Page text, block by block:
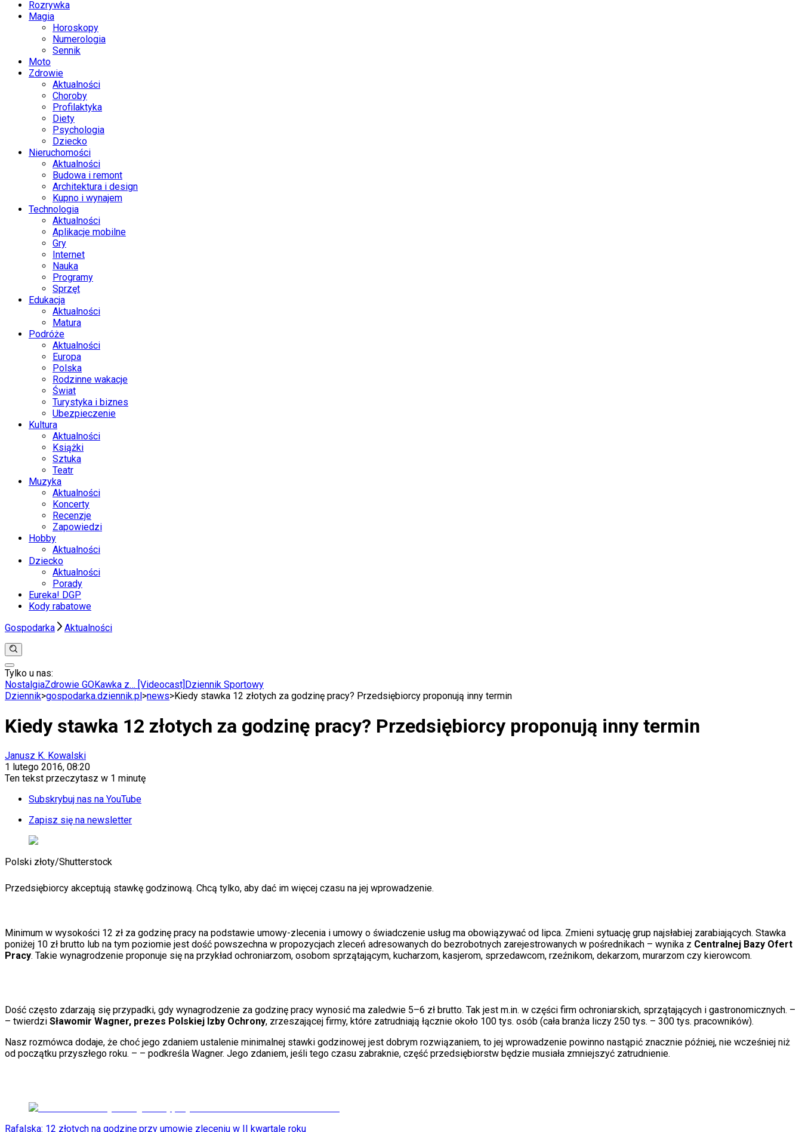
Rozrywka
Magia
Horoskopy
Numerologia
Sennik
Moto
Zdrowie
Aktualności
Choroby
Profilaktyka
Diety
Psychologia
Dziecko
Nieruchomości
Aktualności
Budowa i remont
Architektura i design
Kupno i wynajem
Technologia
Aktualności
Aplikacje mobilne
Gry
Internet
Nauka
Programy
Sprzęt
Edukacja
Aktualności
Matura
Podróże
Aktualności
Europa
Polska
Rodzinne wakacje
Świat
Turystyka i biznes
Ubezpieczenie
Kultura
Aktualności
Książki
Sztuka
Teatr
Muzyka
Aktualności
Koncerty
Recenzje
Zapowiedzi
Hobby
Aktualności
Dziecko
Aktualności
Porady
Eureka! DGP
Kody rabatowe
Gospodarka
Aktualności
Anuluj
Wiadomości
Kraj
Nauka
Gospodarka
Aktualności
Emerytury
Finanse
Praca
Podatki
Twoje finanse
KSEF
Aktualności
Automotive
Paliwo
Porady
Premiery
Telewizja
Hity internetu
Aktualności
Matura
Porady
Święta
Tylko u nas:
NostalgiaZdrowie GOKawka z… [Videocast] Dziennik Sportowy
Dziennik>gospodarka.dziennik.pl >news>Kiedy stawka 12 złotych za godzinę pracy? Przedsiębiorcy proponują inny termin
Kiedy stawka 12 złotych za godzinę pracy? Przedsiębiorcy proponują inny termin
Janusz K. Kowalski
1 lutego 2016, 08:20
Ten tekst przeczytasz w 1 minutę
Subskrybuj nas na YouTube
Zapisz się na newsletter
Polski złoty/Shutterstock
Przedsiębiorcy akceptują stawkę godzinową. Chcą tylko, aby dać im więcej czasu na jej wprowadzenie.
Minimum w wysokości 12 zł za godzinę pracy na podstawie umowy-zlecenia i umowy o świadczenie usług ma obowiązywać od lipca. Zmieni sytuację grup najsłabiej zarabiających. Stawka
poniżej 10 zł brutto lub na tym poziomie jest dość powszechna w propozycjach zleceń adresowanych do bezrobotnych zarejestrowanych w pośrednikach – wynika z Centralnej Bazy Ofert
Pracy. Takie wynagrodzenie proponuje się na przykład ochroniarzom, osobom sprzątającym, kucharzom, kasjerom, sprzedawcom, rzeźnikom, dekarzom, murarzom czy kierowcom.
Dość często zdarzają się przypadki, gdy wynagrodzenie za godzinę pracy wynosić ma zaledwie 5–6 zł brutto. Tak jest m.in. w części firm ochroniarskich, sprzątających i gastronomicznych. –
– twierdzi Sławomir Wagner, prezes Polskiej Izby Ochrony, zrzeszającej firmy, które zatrudniają łącznie około 100 tys. osób (cała branża liczy 250 tys. – 300 tys. pracowników).
Nasz rozmówca dodaje, że choć jego zdaniem ustalenie minimalnej stawki godzinowej jest dobrym rozwiązaniem, to jej wprowadzenie powinno nastąpić znacznie później, nie wcześniej niż
od początku przyszłego roku. – – podkreśla Wagner. Jego zdaniem, jeśli tego czasu zabraknie, część przedsiębiorstw będzie musiała zmniejszyć zatrudnienie.
Rafalska: 12 złotych na godzinę przy umowie zleceniu w II kwartale roku